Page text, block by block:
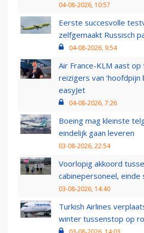
04-08-2026, 10:57
Eerste succesvolle
zelfgemaakt Russisch
04-08-2026, 9:54
Air France-KLM aast
reizigers van ‘hoofdpijn
easyJet
04-08-2026, 7:26
Boeing mag kleinste
eindelijk gaan leveren
03-08-2026, 22:54
Voorlopig akkoord
cabinepersoneel, einde
03-08-2026, 14:40
Turkish Airlines
winter tussenstop op